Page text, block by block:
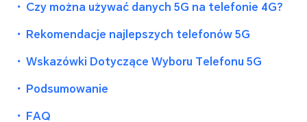
・ Czy można używać danych 5G na telefonie 4G?
・ Rekomendacje najlepszych telefonów 5G
・ Wskazówki Dotyczące Wyboru Telefonu 5G
・ Podsumowanie
・ FAQ